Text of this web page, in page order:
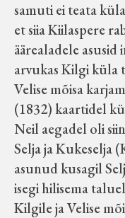
samuti ei teata
et siia Kiilaspere
äärealadele asusid
arvukas Kilgi küla
Velise mõisa
(1832) kaartidel
Neil aegadel oli
Selja ja Kukeselja
asunud kusagil
isegi hilisema
Kilgile ja Velise